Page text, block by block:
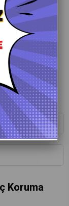
Koruma